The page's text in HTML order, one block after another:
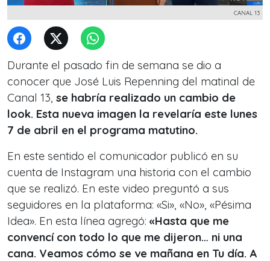
CANAL 13
Durante el pasado fin de semana se dio a
conocer que José Luis Repenning del matinal de
Canal 13, se habría realizado un cambio de
look. Esta nueva imagen la revelaría este lunes
7 de abril en el programa matutino.
En este sentido el comunicador publicó en su
cuenta de Instagram una historia con el cambio
que se realizó. En este video preguntó a sus
seguidores en la plataforma: «Si», «No», «Pésima
Idea». En esta línea agregó: «Hasta que me
convencí con todo lo que me dijeron… ni una
cana. Veamos cómo se ve mañana en Tu día. A